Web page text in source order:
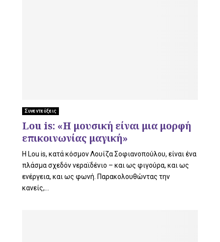
Συνεντεύξεις
Lou is: «Η μουσική είναι μια μορφή
επικοινωνίας μαγική»
Η Lou is, κατά κόσμον Λουίζα Σοφιανοπούλου, είναι ένα
πλάσμα σχεδόν νεραϊδένιο – και ως φιγούρα, και ως
ενέργεια, και ως φωνή. Παρακολουθώντας την
κανείς,...